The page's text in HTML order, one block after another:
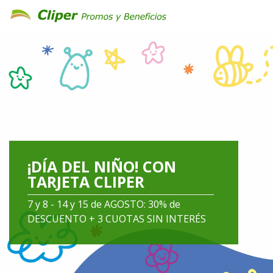
¡DÍA DEL NIÑO! CON
TARJETA CLIPER
7 y 8 - 14 y 15 de AGOSTO: 30% de
DESCUENTO + 3 CUOTAS SIN INTERÉS